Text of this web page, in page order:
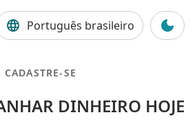
Português brasileiro
CADASTRE-SE
DINHEIRO HOJE